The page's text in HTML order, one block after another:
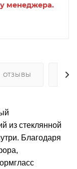
менеджера.
ОТЗЫВЫ
из стеклянной
Благодаря